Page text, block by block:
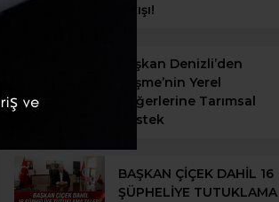
çıkışı!
Başkan Denizli’den
Çeşme’nin Yerel
Değerlerine Tarımsal
Destek
BAŞKAN ÇİÇEK DAHİL 16
ŞÜPHELİYE TUTUKLAMA